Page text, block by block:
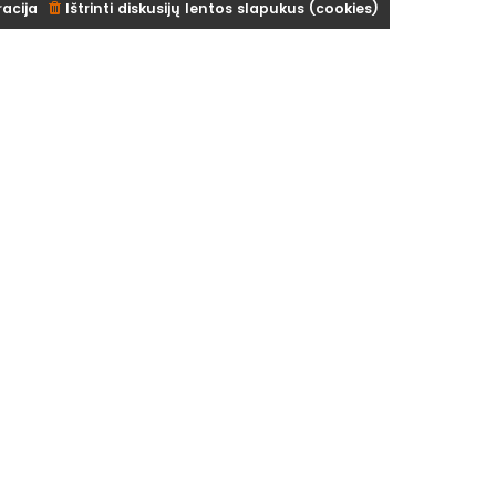
Ištrinti diskusijų lentos slapukus (cookies)